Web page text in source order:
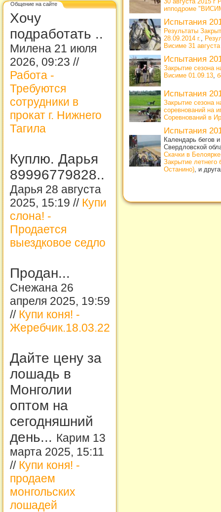
Общение на сайте
Хочу
подработать ..
Милена 21 июля
2026, 09:23 //
Работа -
Требуются
сотрудники в
прокат г. Нижнего
Тагила
Куплю. Дарья
89996779828..
Дарья 28 августа
2025, 15:19 // Купи
слона! -
Продается
выездковое седло
Продан...
Снежана 26
апреля 2025, 19:59
// Купи коня! -
Жеребчик.18.03.22
Дайте цену за
лошадь в
Монголии
оптом на
сегодняшний
день... Карим 13
марта 2025, 15:11
// Купи коня! -
продаем
монгольских
лошадей
ипподроме
Испытания
Результаты
28.09.2014 г.
Висиме 31 августа
Испытания
Закрытие сезона
Висиме 01.09.13
Испытания
Закрытие сезона
соревнований на
Соревнований в
Испытания
Календарь бегов
Свердловской
Скачки в Белоярке
Закрытие летнего
Останино) , и